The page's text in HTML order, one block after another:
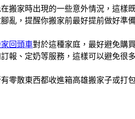
搬家時出現的一些意外情況，這
亂，提醒你搬家前最好提前做好準備
回頭車對於這種家庭，最好避免購
報、定奶等服務，這樣可以避免很
零散東西都收進箱高雄搬家子或